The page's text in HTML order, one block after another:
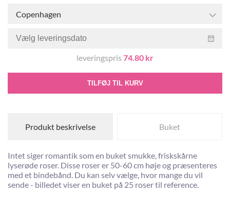
Copenhagen
leveringspris 74.80 kr
TILFØJ TIL KURV
Produkt beskrivelse Buket
Intet siger romantik som en buket smukke, friskskårne
lyserøde roser. Disse roser er 50-60 cm høje og præsenteres
med et bindebånd. Du kan selv vælge, hvor mange du vil
sende - billedet viser en buket på 25 roser til reference.